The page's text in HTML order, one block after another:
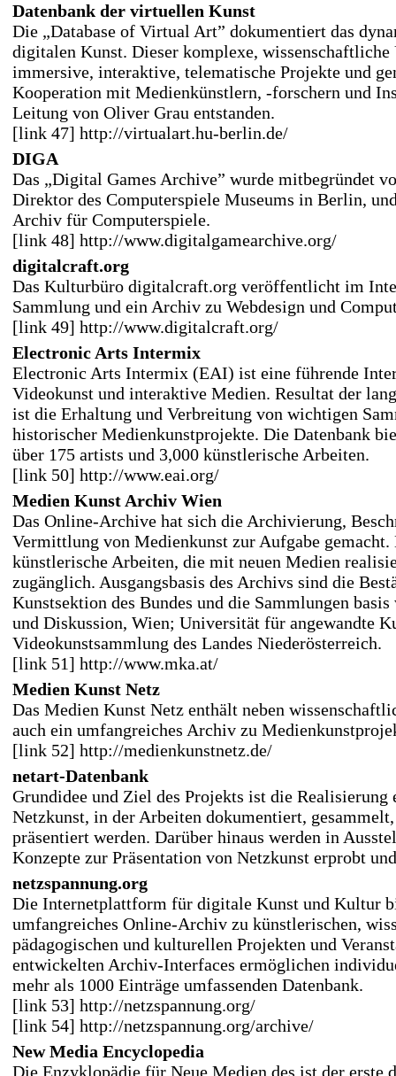
Datenbank der virtuellen Kunst
Die „Database of Virtual Art” dokumentiert das
digitalen Kunst. Dieser komplexe,
immersive, interaktive, telematische Projekte und
Kooperation mit Medienkünstlern, -forschern und
Leitung von Oliver Grau entstanden.
[link 47] http://virtualart.hu-berlin.de/
DIGA
Das „Digital Games Archive” wurde mitbegründet
Direktor des Computerspiele Museums in Berlin,
Archiv für Computerspiele.
[link 48] http://www.digitalgamearchive.org/
digitalcraft.org
Das Kulturbüro digitalcraft.org veröffentlicht im
Sammlung und ein Archiv zu Webdesign und
[link 49] http://www.digitalcraft.org/
Electronic Arts Intermix
Electronic Arts Intermix (EAI) ist eine führende
Videokunst und interaktive Medien. Resultat der
ist die Erhaltung und Verbreitung von wichtigen
historischer Medienkunstprojekte. Die Datenbank
über 175 artists und 3,000 künstlerische Arbeiten.
[link 50] http://www.eai.org/
Medien Kunst Archiv Wien
Das Online-Archive hat sich die Archivierung,
Vermittlung von Medienkunst zur Aufgabe
künstlerische Arbeiten, die mit neuen Medien
zugänglich. Ausgangsbasis des Archivs sind die
Kunstsektion des Bundes und die Sammlungen
und Diskussion, Wien; Universität für angewandte
Videokunstsammlung des Landes Niederösterreich.
[link 51] http://www.mka.at/
Medien Kunst Netz
Das Medien Kunst Netz enthält neben
auch ein umfangreiches Archiv zu
[link 52] http://medienkunstnetz.de/
netart-Datenbank
Grundidee und Ziel des Projekts ist die Realisierung
Netzkunst, in der Arbeiten dokumentiert,
präsentiert werden. Darüber hinaus werden in
Konzepte zur Präsentation von Netzkunst erprobt
netzspannung.org
Die Internetplattform für digitale Kunst und Kultur
umfangreiches Online-Archiv zu künstlerischen,
pädagogischen und kulturellen Projekten und
entwickelten Archiv-Interfaces ermöglichen
mehr als 1000 Einträge umfassenden Datenbank.
[link 53] http://netzspannung.org/
[link 54] http://netzspannung.org/archive/
New Media Encyclopedia
Die Enzyklopädie für Neue Medien des ist der erste